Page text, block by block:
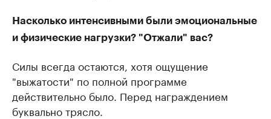
Насколько интенсивными были эмоциональные
и физические нагрузки? "Отжали" вас?
Силы всегда остаются, хотя ощущение
"выжатости" по полной программе
действительно было. Перед награждением
буквально трясло.